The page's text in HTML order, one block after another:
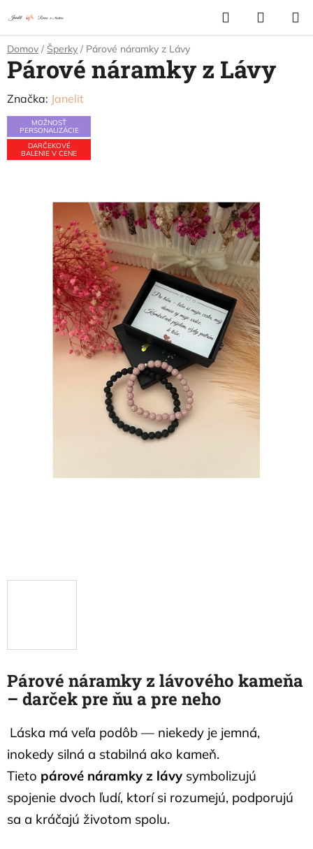
na
obsah
Hľadať
KOŠÍK
Domov / Šperky / Párové náramky z Lávy
Párové náramky z lávového kameňa
– darček pre ňu a pre neho
Láska má veľa podôb — niekedy je jemná,
inokedy silná a stabilná ako kameň.
Tieto párové náramky z lávy symbolizujú
spojenie dvoch ľudí, ktorí si rozumejú, podporujú
sa a kráčajú životom spolu.
Párové náramky z Lávy
Značka: Janelit
MOŽNOSŤ
PERSONALIZÁCIE
DARČEKOVÉ
BALENIE V CENE